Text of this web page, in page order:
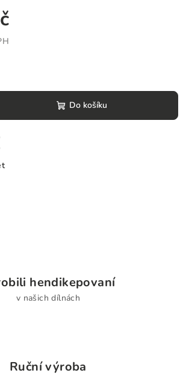
Do košíku
hendikepovaní
v našich dílnách
Ruční výroba